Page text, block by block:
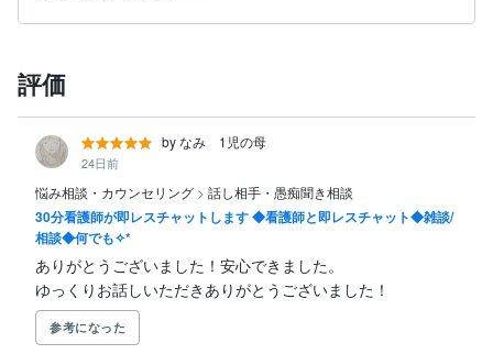
評価
by なみ 1児の母
24日前
悩み相談・カウンセリング > 話し相手・愚痴聞き相談
30分看護師が即レスチャットします ◆看護師と即レスチャット◆雑談/
相談◆何でも✧*
ありがとうございました！安心できました。
ゆっくりお話しいただきありがとうございました！
参考になった